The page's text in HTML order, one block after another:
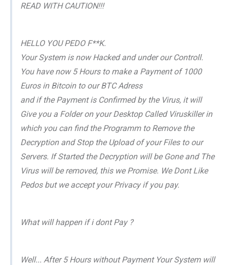
READ WITH CAUTION!!!
HELLO YOU PEDO F**K.
Your System is now Hacked and under our Controll.
You have now 5 Hours to make a Payment of 1000
Euros in Bitcoin to our BTC Adress
and if the Payment is Confirmed by the Virus, it will
Give you a Folder on your Desktop Called Viruskiller in
which you can find the Programm to Remove the
Decryption and Stop the Upload of your Files to our
Servers. If Started the Decryption will be Gone and The
Virus will be removed, this we Promise. We Dont Like
Pedos but we accept your Privacy if you pay.
What will happen if i dont Pay ?
Well... After 5 Hours without Payment Your System will